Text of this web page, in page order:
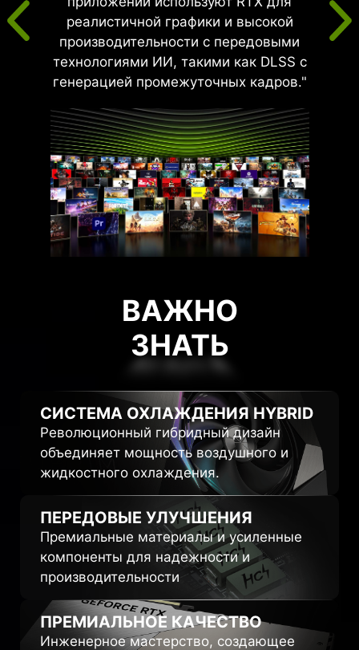
реалистичной графики и высокой
производительности с передовыми
технологиями ИИ, такими как DLSS с
генерацией промежуточных кадров."
ВАЖНО
ЗНАТЬ
ЗНАТЬ
СИСТЕМА ОХЛАЖДЕНИЯHYBRID
Революционный гибридный дизайн
объединяет мощность воздушного и
жидкостного охлаждения.
ПЕРЕДОВЫЕ УЛУЧШЕНИЯ
Премиальные материалы и усиленные
компоненты для надежности и
производительности
ПРЕМИАЛЬНОЕ КАЧЕСТВО
Инженерное мастерство, создающее